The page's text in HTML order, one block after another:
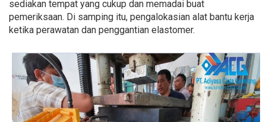
sediakan tempat yang cukup dan memadai buat
pemeriksaan. Di samping itu, pengalokasian alat bantu kerja
ketika perawatan dan penggantian elastomer.